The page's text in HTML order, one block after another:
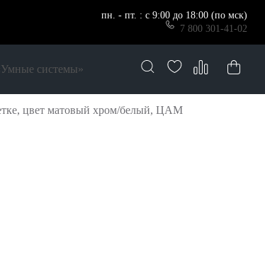
пн. - пт. : с 9:00 до 18:00 (по мск)
7 800 301-41-02
системы»
цвет матовый хром/белый, ЦАМ